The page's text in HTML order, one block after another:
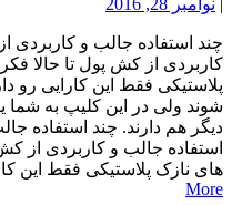
| نوامبر 28, 2016
چند استفاده جالب و کاربردی
کاربردی از کش پول تا حالا
پلاستیکی فقط این کارایی رو
شوند ولی در این کلیپ به شما
دیگر هم دارند. چند استفاده
استفاده جالب و کاربردی از
های نازک پلاستیکی فقط این
More